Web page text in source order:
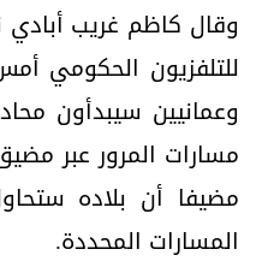
وقال كاظم غريب أبادي
للتلفزيون الحكومي أمس
وعمانيين سيبدأون
مسارات المرور عبر
مضيفا أن بلاده
المسارات المحددة.